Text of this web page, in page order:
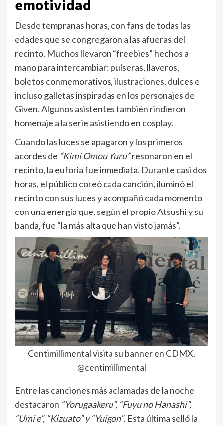
emotividad
Desde tempranas horas, con fans de todas las
edades que se congregaron a las afueras del
recinto. Muchos llevaron “freebies” hechos a
mano para intercambiar: pulseras, llaveros,
boletos conmemorativos, ilustraciones, dulces e
incluso galletas inspiradas en los personajes de
Given. Algunos asistentes también rindieron
homenaje a la serie asistiendo en cosplay.
Cuando las luces se apagaron y los primeros
acordes de “Kimi Omou Yuru”resonaron en el
recinto, la euforia fue inmediata. Durante casi dos
horas, el público coreó cada canción, iluminó el
recinto con sus luces y acompañó cada momento
con una energía que, según el propio Atsushi y su
banda, fue “la más alta que han visto jamás”.
Centimillimental visita su banner en CDMX.
@centimillimental
Entre las canciones más aclamadas de la noche
destacaron “Yorugaakeru”, “Fuyu no Hanashi”,
“Umi e”, “Kizuato” y “Yuigon”. Esta última selló la